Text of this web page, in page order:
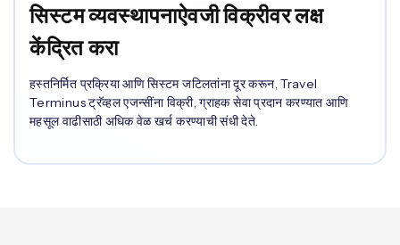
सिस्टम व्यवस्थापनाऐवजी विक्रीवर लक्ष
केंद्रित करा
हस्तनिर्मित प्रक्रिया आणि सिस्टम जटिलतांना दूर करून, Travel
Terminus ट्रॅव्हल एजन्सींना विक्री, ग्राहक सेवा प्रदान करण्यात आणि
महसूल वाढीसाठी अधिक वेळ खर्च करण्याची संधी देते.